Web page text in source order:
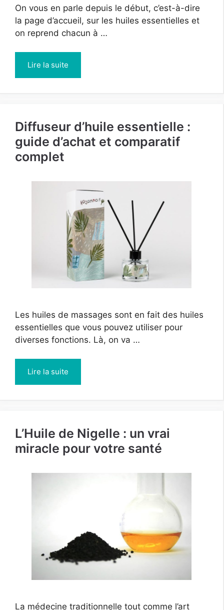
On vous en parle depuis le début, c’est-à-dire
la page d’accueil, sur les huiles essentielles et
on reprend chacun à …
Lire la suite
Diffuseur d’huile essentielle :
guide d’achat et comparatif
complet
Les huiles de massages sont en fait des huiles
essentielles que vous pouvez utiliser pour
diverses fonctions. Là, on va …
Lire la suite
L’Huile de Nigelle : un vrai
miracle pour votre santé
La médecine traditionnelle tout comme l’art